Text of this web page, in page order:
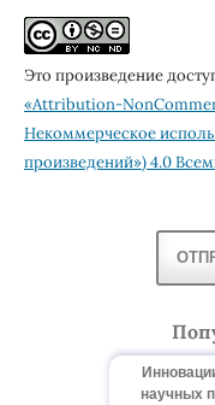
Это произведение
«Attribution-
Некоммерческое
произведений») 4.0
научных